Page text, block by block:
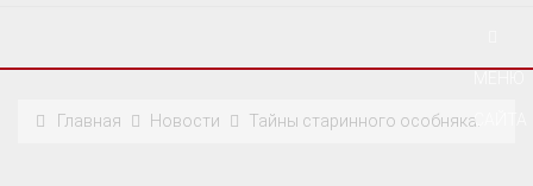
САЙТА
Главная Новости Тайны старинного особняка.